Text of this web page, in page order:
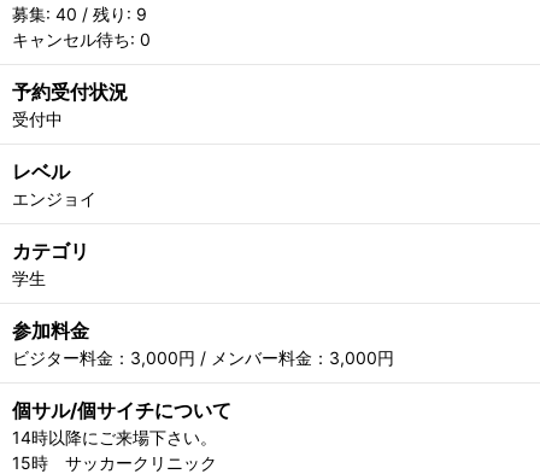
募集: 40 / 残り: 9
キャンセル待ち: 0
予約受付状況
受付中
レベル
エンジョイ
カテゴリ
学生
参加料金
ビジター料金：3,000円 / メンバー料金：3,000円
個サル/個サイチについて
14時以降にご来場下さい。
15時 サッカークリニック